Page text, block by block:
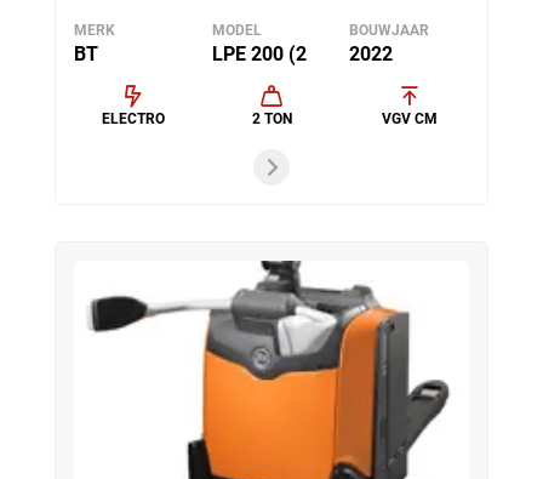
MERK
BT
MODEL
LPE 200 (2
BOUWJAAR
2022
ELECTRO 2 TON VGV CM